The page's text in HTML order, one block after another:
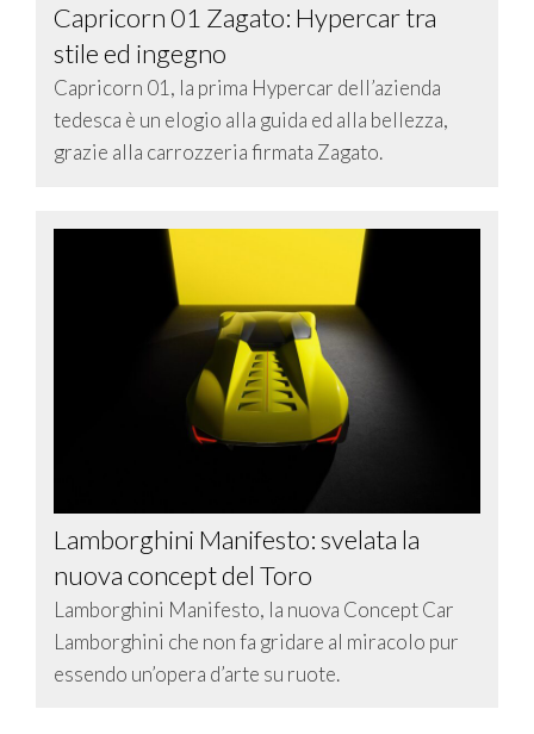
Capricorn 01 Zagato: Hypercar tra
stile ed ingegno
Capricorn 01, la prima Hypercar dell’azienda
tedesca è un elogio alla guida ed alla bellezza,
grazie alla carrozzeria firmata Zagato.
Lamborghini Manifesto: svelata la
nuova concept del Toro
Lamborghini Manifesto, la nuova Concept Car
Lamborghini che non fa gridare al miracolo pur
essendo un’opera d’arte su ruote.